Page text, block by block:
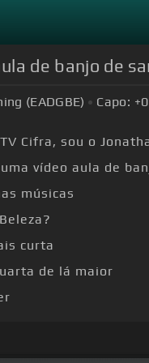
de banjo de
(EADGBE) Capo: +0
Cifra, sou o
vídeo aula de
músicas
curta
de lá maior